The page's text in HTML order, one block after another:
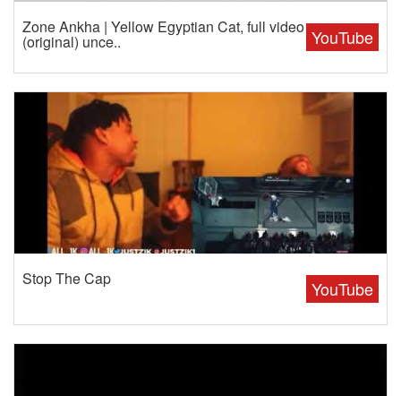
YouTube
Zone Ankha | Yellow Egyptian Cat, full video
(original) unce..
YouTube
Stop The Cap